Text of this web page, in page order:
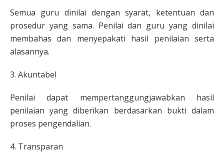
Semua guru dinilai dengan syarat, ketentuan dan
prosedur yang sama. Penilai dan guru yang dinilai
membahas dan menyepakati hasil penilaian serta
alasannya.
3. Akuntabel
Penilai dapat mempertanggungjawabkan hasil
penilaian yang diberikan berdasarkan bukti dalam
proses pengendalian.
4. Transparan